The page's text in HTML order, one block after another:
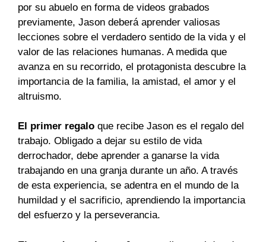
por su abuelo en forma de videos grabados
previamente, Jason deberá aprender valiosas
lecciones sobre el verdadero sentido de la vida y el
valor de las relaciones humanas. A medida que
avanza en su recorrido, el protagonista descubre la
importancia de la familia, la amistad, el amor y el
altruismo.
El primer regalo que recibe Jason es el regalo del
trabajo. Obligado a dejar su estilo de vida
derrochador, debe aprender a ganarse la vida
trabajando en una granja durante un año. A través
de esta experiencia, se adentra en el mundo de la
humildad y el sacrificio, aprendiendo la importancia
del esfuerzo y la perseverancia.